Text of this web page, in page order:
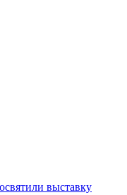
выставку